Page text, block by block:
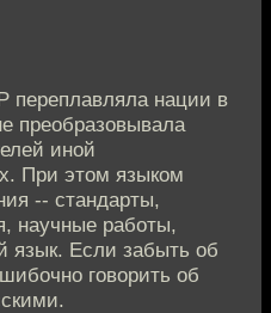
нации в
преобразовывала
иной
При этом языком
-- стандарты,
научные работы,
язык. Если забыть об
говорить об